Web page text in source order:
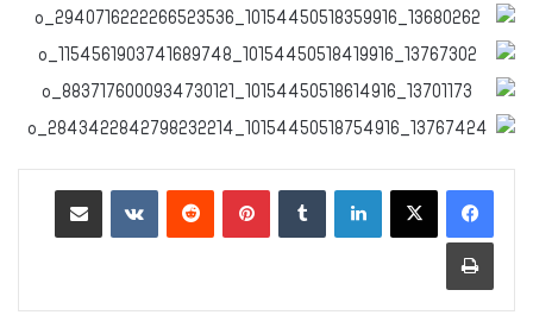
لينكدإن بينتيريست ‏VKontakte
طباعة